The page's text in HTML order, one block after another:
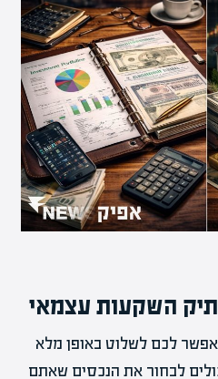
תיק השקעות עצמאי
לכם לשלוט באופן מלא
לבחור את הנכסים שאתם